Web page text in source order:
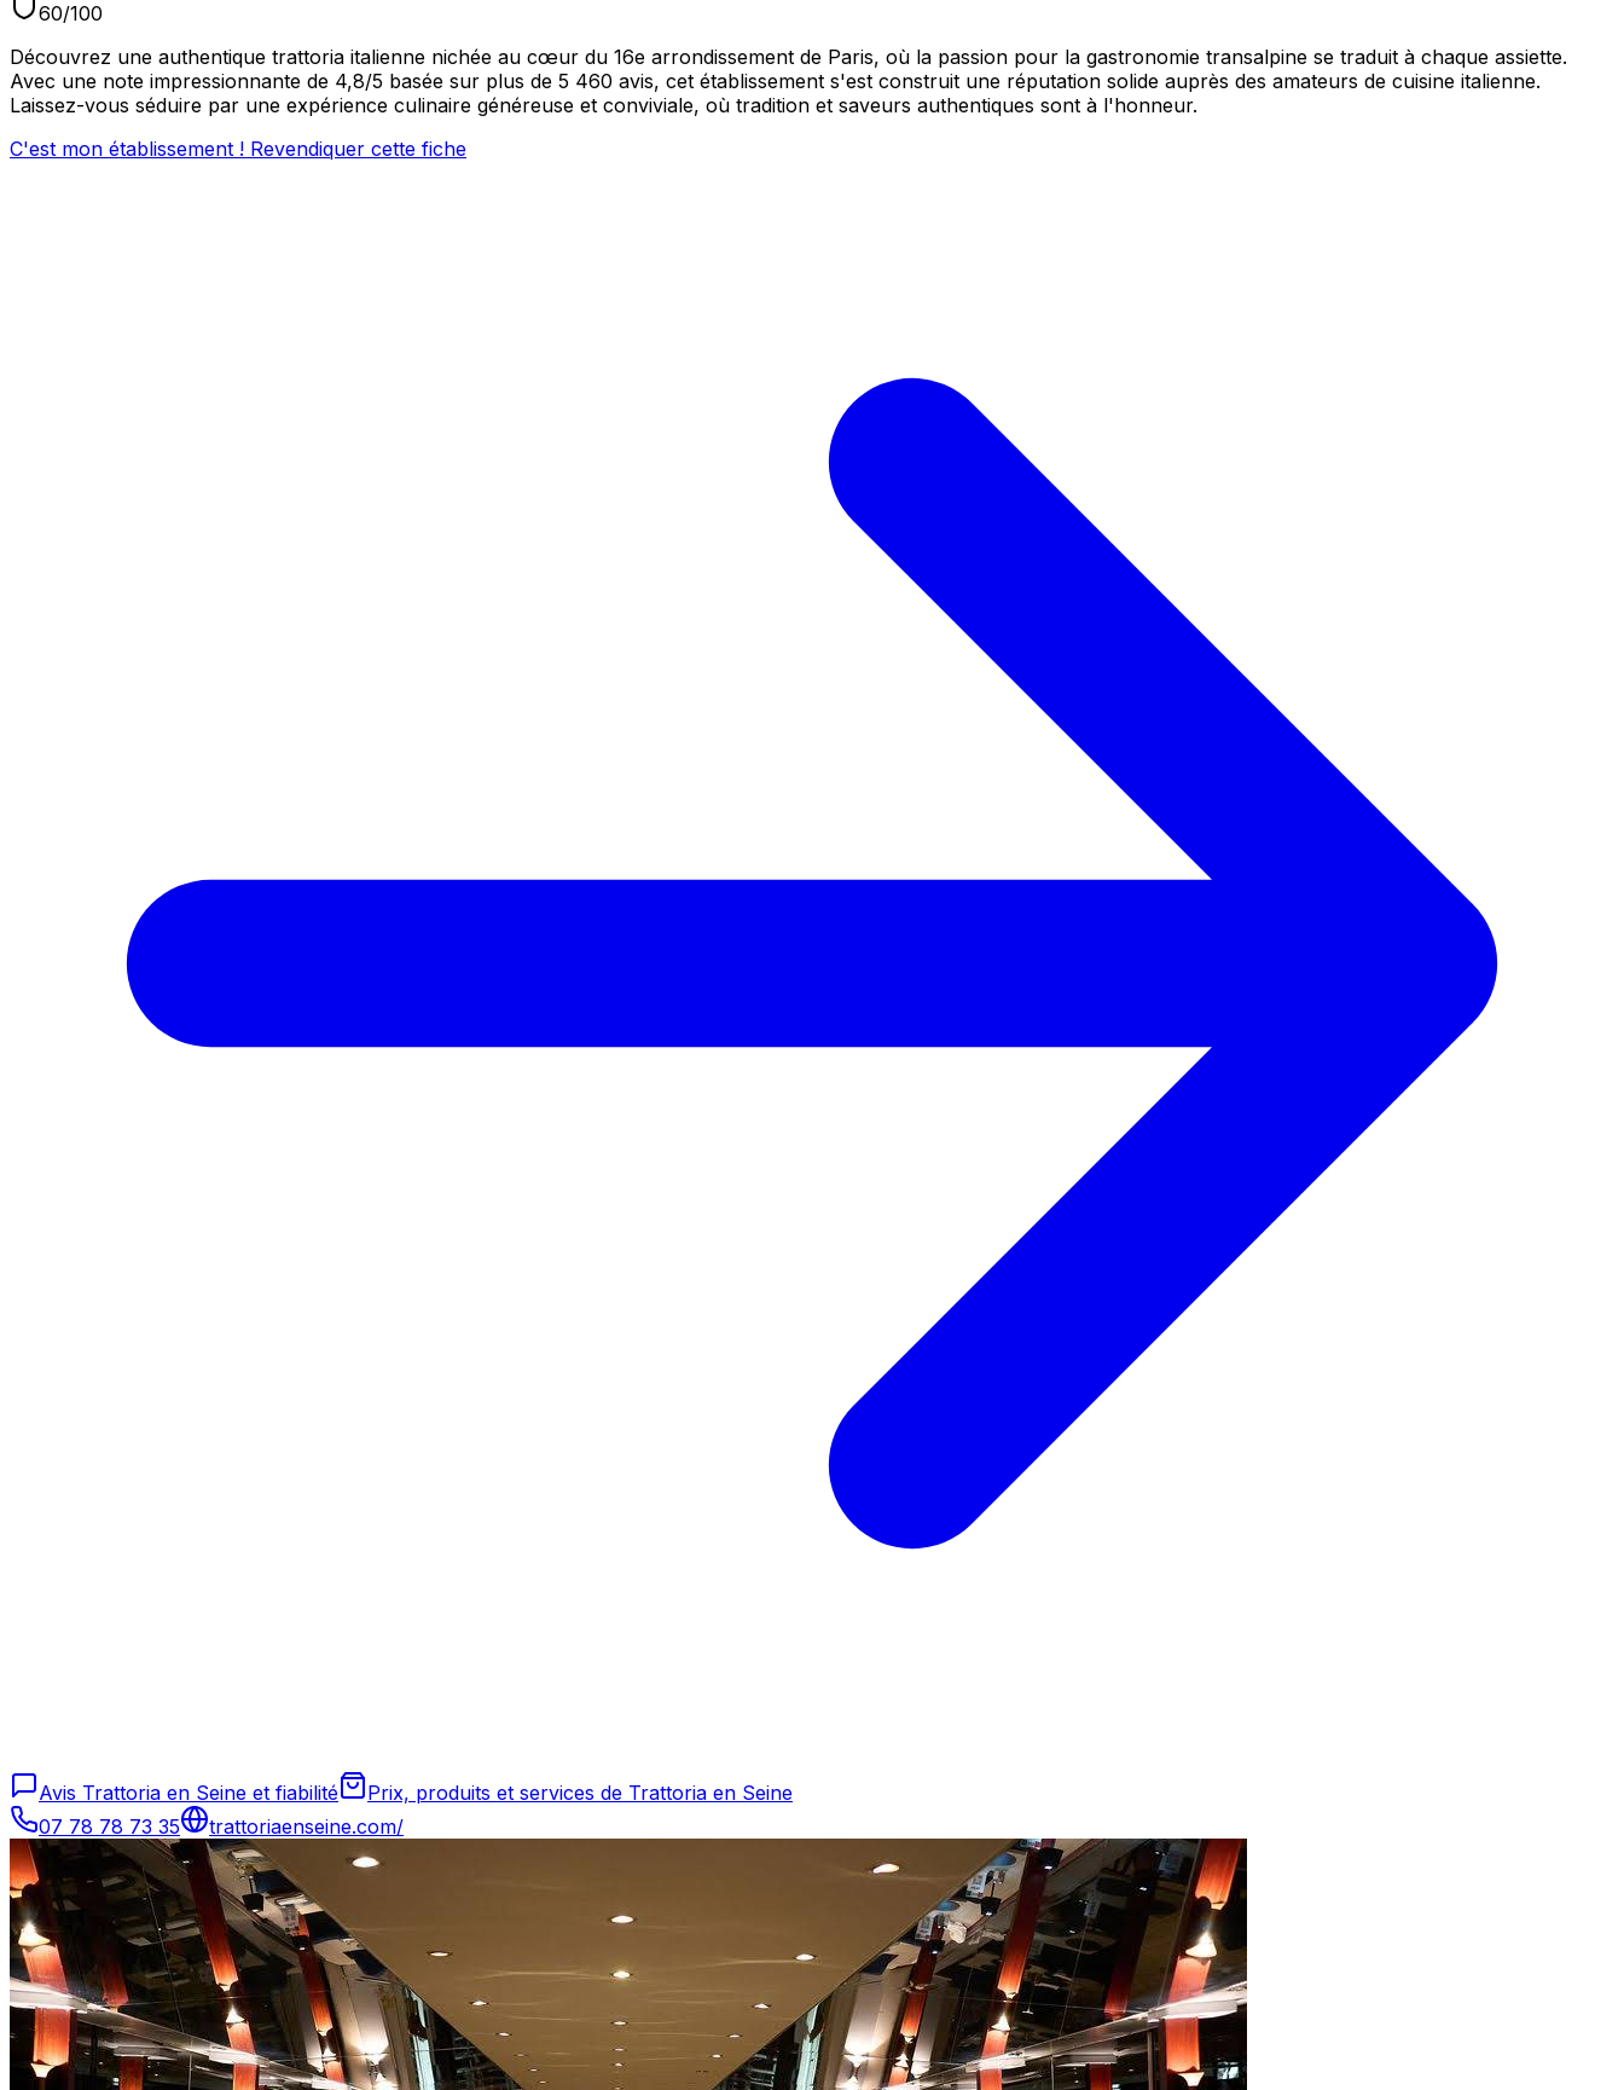
60/100
Découvrez une authentique trattoria italienne nichée au cœur du 16e arrondissement de Paris, où la passion pour la gastronomie transalpine se traduit à chaque assiette.
Avec une note impressionnante de 4,8/5 basée sur plus de 5 460 avis, cet établissement s'est construit une réputation solide auprès des amateurs de cuisine italienne.
Laissez-vous séduire par une expérience culinaire généreuse et conviviale, où tradition et saveurs authentiques sont à l'honneur.
C'est mon établissement ! Revendiquer cette fiche
Avis Trattoria en Seine et fiabilité
Prix, produits et services de Trattoria en Seine
07 78 78 73 35
trattoriaenseine.com/